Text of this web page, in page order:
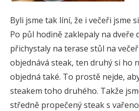
Byli jsme tak líní, že i večeři jsme
Po půl hodině zaklepaly na dveře
přichystaly na terase stůl na
objednává steak, ten druhý si ho
objedná také. To prostě nejde,
steakem toho druhého. Takže
středně propečený steak s